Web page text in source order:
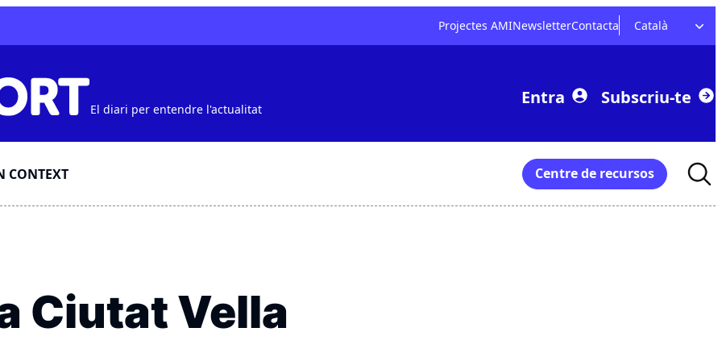
Projectes AMINewsletterContacta Català
El diari per entendre l'actualitat
Entra Subscriu-te
CONTEXT Centre de recursos
for:
Ciutat Vella